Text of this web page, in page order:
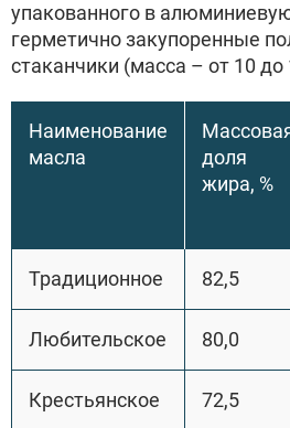
упакованного в
герметично закупоренные
стаканчики (масса – от 10 до
Наименование
масла
доля
жира, %
Традиционное 82,5
Любительское 80,0
Крестьянское 72,5